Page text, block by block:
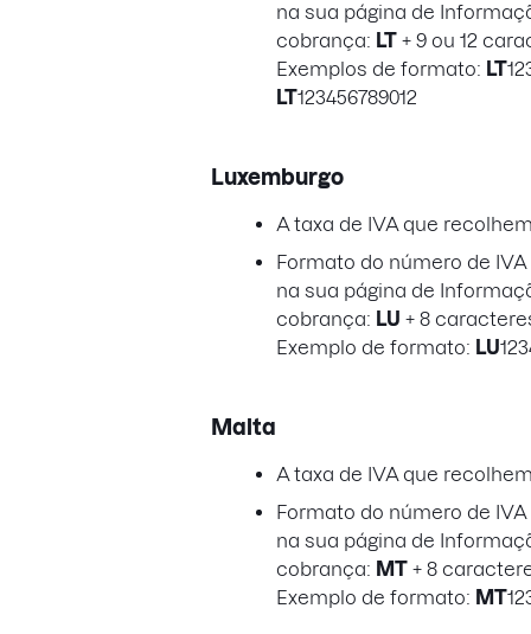
na sua página de
cobrança: LT + 9 ou 12
Exemplos de formato: LT
LT123456789012
Luxemburgo
A taxa de IVA que
Formato do número de
na sua página de
cobrança: LU + 8
Exemplo de formato: LU
Malta
A taxa de IVA que
Formato do número de
na sua página de
cobrança: MT + 8
Exemplo de formato: MT